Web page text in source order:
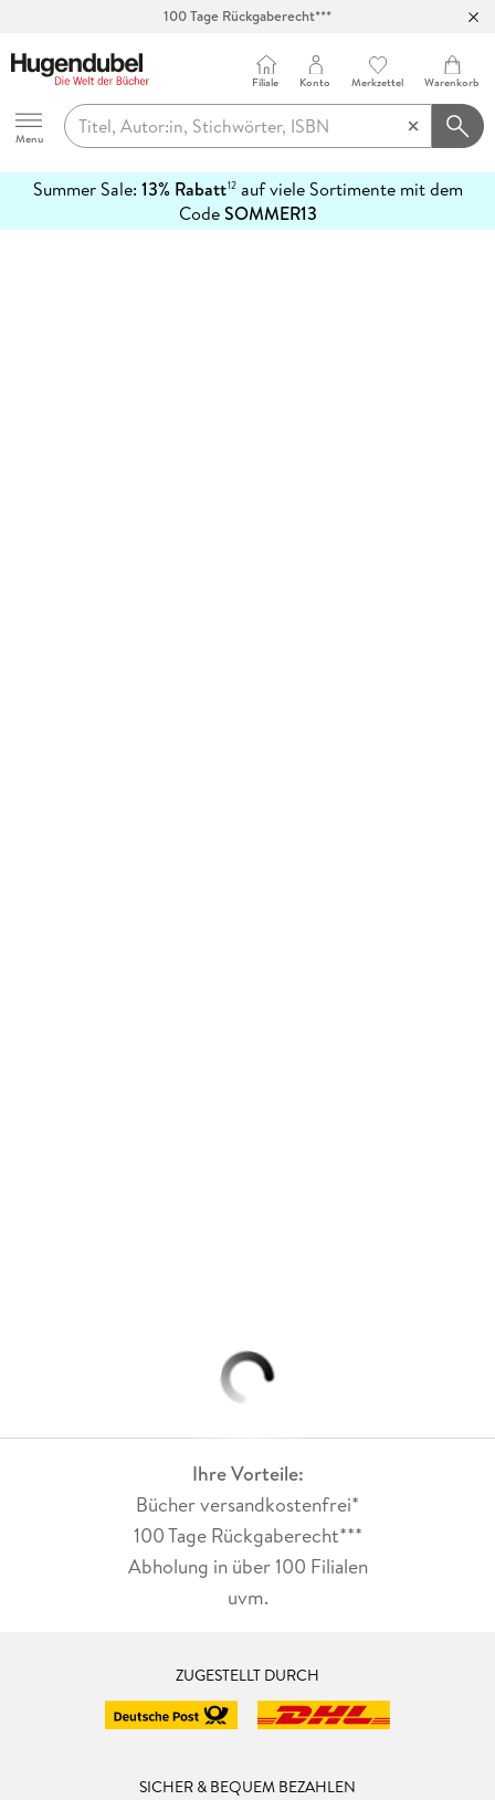
100 Tage Rückgaberecht***
Hugendubel
Menu
Filiale Konto Merkzettel Warenkorb
Summer Sale: 13% Rabatt12auf viele Sortimente mit dem
CodeSOMMER13
erfahren
Ihre Vorteile:
Bücher versandkostenfrei*
100 Tage Rückgaberecht***
Abholung in über 100 Filialen
uvm.
ZUGESTELLT DURCH
SICHER & BEQUEM BEZAHLEN